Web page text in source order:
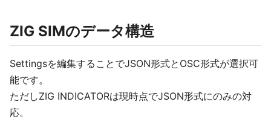
ZIG SIMのデータ構造
Settingsを編集することでJSON形式とOSC形式が選択可
能です。
ただしZIG INDICATORは現時点でJSON形式にのみの対
応。